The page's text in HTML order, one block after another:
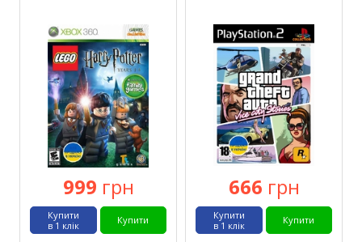
999 грн
Купити
Купити
в 1 клік
666 грн
Купити
Купити
в 1 клік